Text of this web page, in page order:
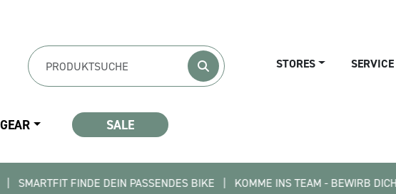
STORES SERVICE
GEAR SALE
FINDE DEIN PASSENDES BIKE   |   KOMME INS TEAM - BEWIRB DICH JETZT